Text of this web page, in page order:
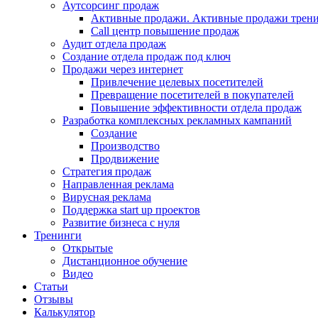
Аутсорсинг продаж
Активные продажи. Активные продажи
Call центр повышение продаж
Аудит отдела продаж
Создание отдела продаж под ключ
Продажи через интернет
Привлечение целевых посетителей
Превращение посетителей в покупателей
Повышение эффективности отдела продаж
Разработка комплексных рекламных кампаний
Создание
Производство
Продвижение
Стратегия продаж
Направленная реклама
Вирусная реклама
Поддержка start up проектов
Развитие бизнеса с нуля
Тренинги
Открытые
Дистанционное обучение
Видео
Статьи
Отзывы
Калькулятор